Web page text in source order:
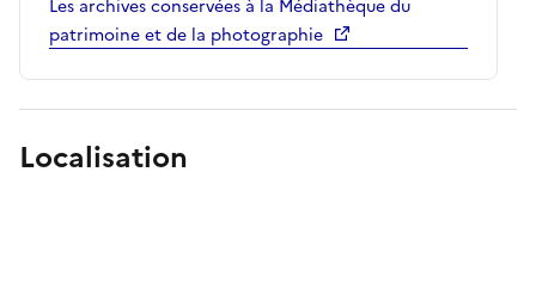
Les archives conservées à la Médiathèque du
patrimoine et de la photographie
Localisation